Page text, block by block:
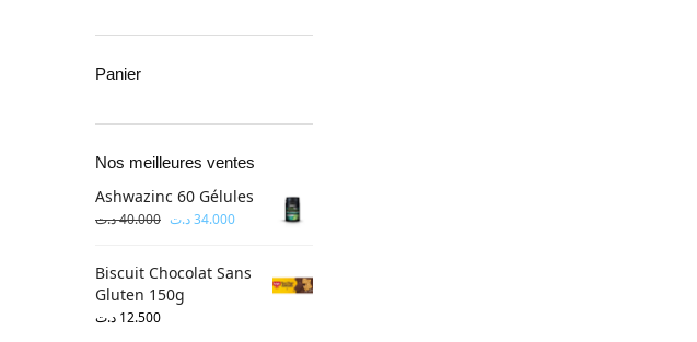
Panier
Nos meilleures ventes
Ashwazinc 60 Gélules
40.000د.ت 34.000د.ت
Biscuit Chocolat Sans
Gluten 150g
12.500 د.ت